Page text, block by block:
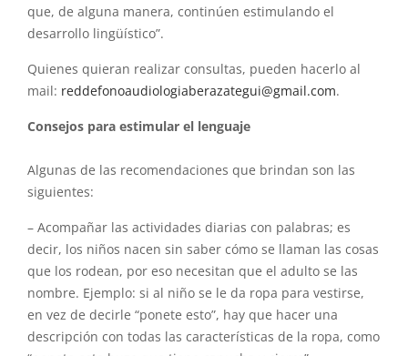
que, de alguna manera, continúen estimulando el
desarrollo lingüístico”.
Quienes quieran realizar consultas, pueden hacerlo al
mail: reddefonoaudiologiaberazategui@gmail.com.
Consejos para estimular el lenguaje
Algunas de las recomendaciones que brindan son las
siguientes:
– Acompañar las actividades diarias con palabras; es
decir, los niños nacen sin saber cómo se llaman las cosas
que los rodean, por eso necesitan que el adulto se las
nombre. Ejemplo: si al niño se le da ropa para vestirse,
en vez de decirle “ponete esto”, hay que hacer una
descripción con todas las características de la ropa, como